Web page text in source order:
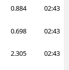
0.884 02:43
0.698 02:43
2.305 02:43